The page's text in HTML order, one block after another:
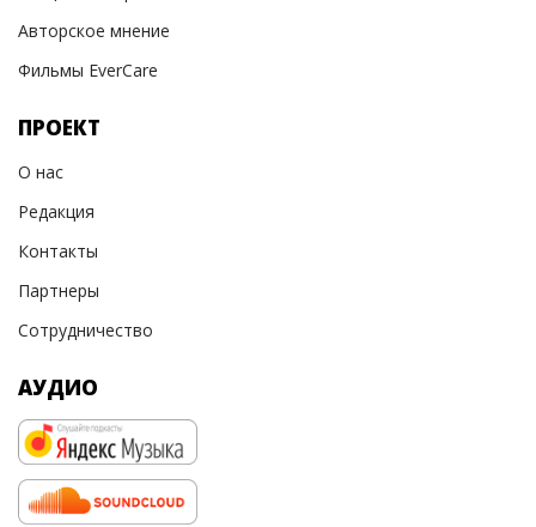
Авторское мнение
Фильмы EverCare
ПРОЕКТ
О нас
Редакция
Контакты
Партнеры
Сотрудничество
АУДИО